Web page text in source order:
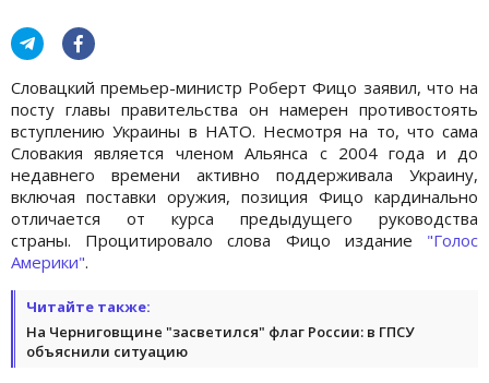
Словацкий премьер-министр Роберт Фицо заявил, что на
посту главы правительства он намерен противостоять
вступлению Украины в НАТО. Несмотря на то, что сама
Словакия является членом Альянса с 2004 года и до
недавнего времени активно поддерживала Украину,
включая поставки оружия, позиция Фицо кардинально
отличается от курса предыдущего руководства
страны. Процитировало слова Фицо издание "Голос
Америки".
Читайте также:
На Черниговщине "засветился" флаг России: в ГПСУ
объяснили ситуацию